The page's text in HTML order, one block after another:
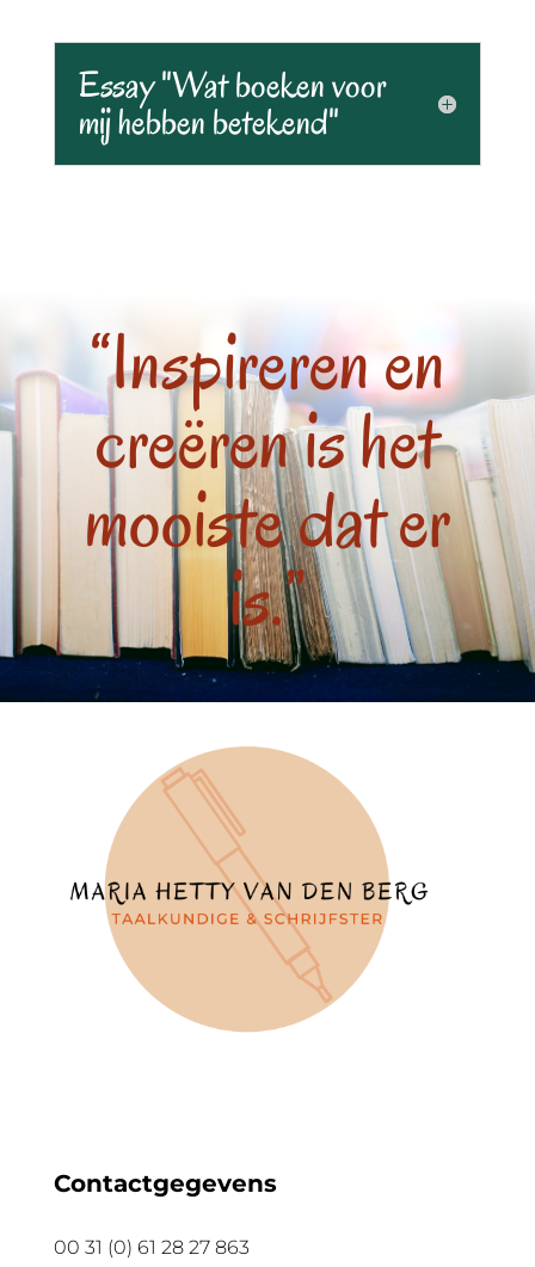
Essay "Wat boeken voor
mij hebben betekend"
“Inspireren en
creëren is het
mooiste dat er
is.”
Contactgegevens
00 31 (0) 61 28 27 863